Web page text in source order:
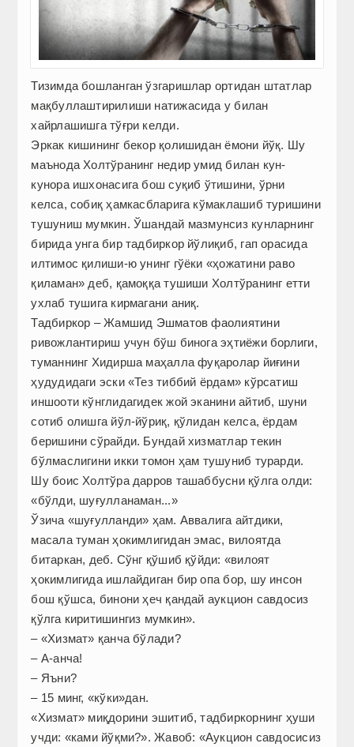
Тизимда бошланган ўзгаришлар ортидан штатлар
мақбуллаштирилиши натижасида у билан
хайрлашишга тўғри келди.
Эркак кишининг бекор қолишидан ёмони йўқ. Шу
маънода Холтўранинг недир умид билан кун-
кунора ишхонасига бош суқиб ўтишини, ўрни
келса, собиқ ҳамкасбларига кўмаклашиб туришини
тушуниш мумкин. Ўшандай мазмунсиз кунларнинг
бирида унга бир тадбиркор йўлиқиб, гап орасида
илтимос қилиши-ю унинг гўёки «ҳожатини раво
қиламан» деб, қамоққа тушиши Холтўранинг етти
ухлаб тушига кирмагани аниқ.
Тадбиркор – Жамшид Эшматов фаолия­тини
ривожлантириш учун бўш бинога эҳтиёжи борлиги,
туманнинг Хидирша маҳалла фуқаролар йиғини
ҳудудидаги эски «Тез тиббий ёрдам» кўрсатиш
иншооти кўнглидагидек жой эканини айтиб, шуни
сотиб олишга йўл-йўриқ, қўлидан келса, ёрдам
беришини сўрайди. Бундай хизматлар текин
бўлмаслигини икки томон ҳам тушуниб турарди.
Шу боис Холтўра дарров ташаббусни қўлга олди:
«бўлди, шуғулланаман...»
Ўзича «шуғулланди» ҳам. Аввалига айт­дики,
масала туман ҳокимлигидан эмас, вилоятда
битаркан, деб. Сўнг қўшиб қўйди: «вилоят
ҳокимлигида ишлайдиган бир опа бор, шу инсон
бош қўшса, бинони ҳеч қандай аукцион савдосиз
қўлга киритишингиз мумкин».
– «Хизмат» қанча бўлади?
– А-анча!
– Яъни?
– 15 минг, «кўки»дан.
«Хизмат» миқдорини эшитиб, тадбиркорнинг ҳуши
учди: «ками йўқми?». Жавоб: «Аукцион савдосисиз